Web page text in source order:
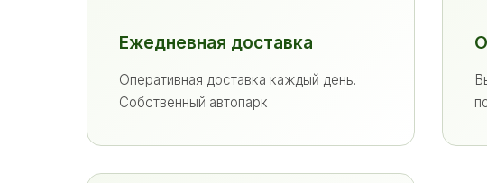
Ежедневная доставка
Оперативная доставка каждый день.
Собственный автопарк